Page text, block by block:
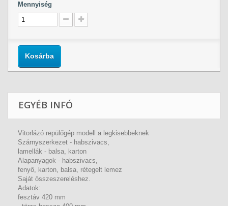
Mennyiség
Kosárba
EGYÉB INFÓ
Vitorlázó repülőgép modell a legkisebbeknek
Szárnyszerkezet - habszivacs,
lamellák - balsa, karton
Alapanyagok - habszivacs,
fenyő, karton, balsa, rétegelt lemez
Saját összeszereléshez.
Adatok:
fesztáv 420 mm